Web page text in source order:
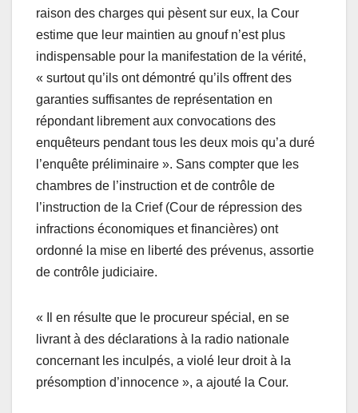
raison des charges qui pèsent sur eux, la Cour
estime que leur maintien au gnouf n’est plus
indispensable pour la manifestation de la vérité,
« surtout qu’ils ont démontré qu’ils offrent des
garanties suffisantes de représentation en
répondant librement aux convocations des
enquêteurs pendant tous les deux mois qu’a duré
l’enquête préliminaire ». Sans compter que les
chambres de l’instruction et de contrôle de
l’instruction de la Crief (Cour de répression des
infractions économiques et financières) ont
ordonné la mise en liberté des prévenus, assortie
de contrôle judiciaire.
« Il en résulte que le procureur spécial, en se
livrant à des déclarations à la radio nationale
concernant les inculpés, a violé leur droit à la
présomption d’innocence », a ajouté la Cour.